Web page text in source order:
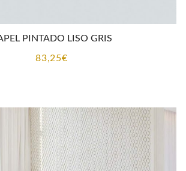
PINTADO LISO GRIS
83,25€